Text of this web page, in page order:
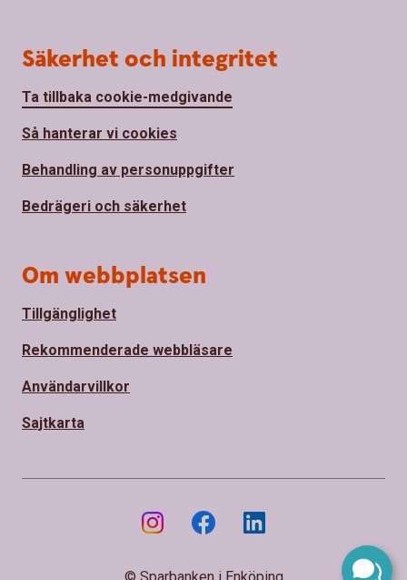
Säkerhet och integritet
Ta tillbaka cookie-medgivande
Så hanterar vi cookies
Behandling av personuppgifter
Bedrägeri och säkerhet
Om webbplatsen
Tillgänglighet
Rekommenderade webbläsare
Användarvillkor
Sajtkarta